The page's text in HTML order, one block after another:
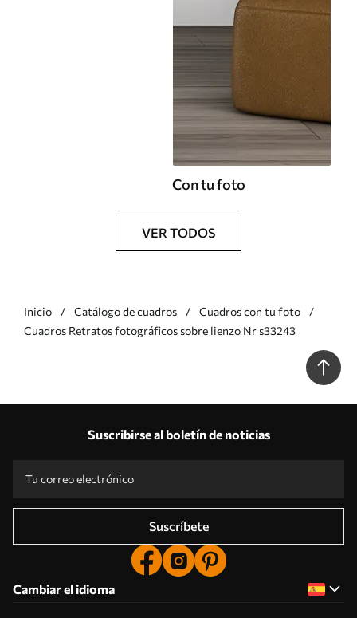
Con tu foto
VER TODOS
Inicio Catálogo de cuadros
Cuadros con tu foto
Cuadros Retratos fotográficos sobre lienzo Nr s33243
Suscribirse al boletín de noticias
Suscríbete
Cambiar el idioma